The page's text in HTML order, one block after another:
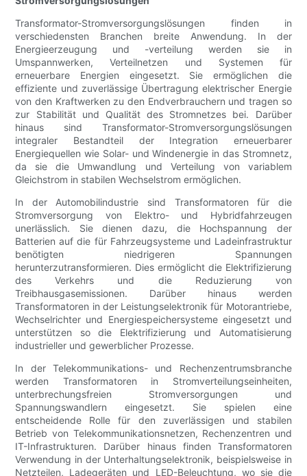
Transformator-Stromversorgungslösungen finden in
verschiedensten Branchen breite Anwendung. In der
Energieerzeugung und -verteilung werden sie in
Umspannwerken, Verteilnetzen und Systemen für
erneuerbare Energien eingesetzt. Sie ermöglichen die
effiziente und zuverlässige Übertragung elektrischer Energie
von den Kraftwerken zu den Endverbrauchern und tragen so
zur Stabilität und Qualität des Stromnetzes bei. Darüber
hinaus sind Transformator-Stromversorgungslösungen
integraler Bestandteil der Integration erneuerbarer
Energiequellen wie Solar- und Windenergie in das Stromnetz,
da sie die Umwandlung und Verteilung von variablem
Gleichstrom in stabilen Wechselstrom ermöglichen.
In der Automobilindustrie sind Transformatoren für die
Stromversorgung von Elektro- und Hybridfahrzeugen
unerlässlich. Sie dienen dazu, die Hochspannung der
Batterien auf die für Fahrzeugsysteme und Ladeinfrastruktur
benötigten niedrigeren Spannungen
herunterzutransformieren. Dies ermöglicht die Elektrifizierung
des Verkehrs und die Reduzierung von
Treibhausgasemissionen. Darüber hinaus werden
Transformatoren in der Leistungselektronik für Motorantriebe,
Wechselrichter und Energiespeichersysteme eingesetzt und
unterstützen so die Elektrifizierung und Automatisierung
industrieller und gewerblicher Prozesse.
In der Telekommunikations- und Rechenzentrumsbranche
werden Transformatoren in Stromverteilungseinheiten,
unterbrechungsfreien Stromversorgungen und
Spannungswandlern eingesetzt. Sie spielen eine
entscheidende Rolle für den zuverlässigen und stabilen
Betrieb von Telekommunikationsnetzen, Rechenzentren und
IT-Infrastrukturen. Darüber hinaus finden Transformatoren
Verwendung in der Unterhaltungselektronik, beispielsweise in
Netzteilen, Ladegeräten und LED-Beleuchtung, wo sie die